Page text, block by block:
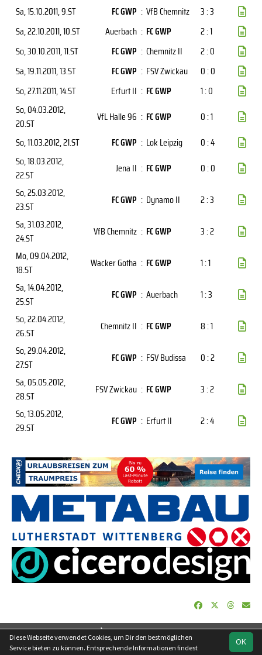
Sa, 15.10.2011, 9.ST FC GWP : VfB Chemnitz
3 : 3
Sa, 22.10.2011, 10.ST Auerbach : FC GWP
2 : 1
So, 30.10.2011, 11.ST FC GWP : Chemnitz II
2 : 0
Sa, 19.11.2011, 13.ST FC GWP : FSV Zwickau
0 : 0
So, 27.11.2011, 14.ST Erfurt II : FC GWP
1 : 0
So, 04.03.2012,
20.ST
VfL Halle 96 : FC GWP
0 : 1
So, 11.03.2012, 21.ST FC GWP : Lok Leipzig
0 : 4
So, 18.03.2012,
22.ST
Jena II : FC GWP
0 : 0
So, 25.03.2012,
23.ST
FC GWP : Dynamo II
2 : 3
Sa, 31.03.2012,
24.ST
VfB Chemnitz : FC GWP
3 : 2
Mo, 09.04.2012,
18.ST
Wacker Gotha : FC GWP
1 : 1
Sa, 14.04.2012,
25.ST
FC GWP : Auerbach
1 : 3
So, 22.04.2012,
26.ST
Chemnitz II : FC GWP
8 : 1
So, 29.04.2012,
27.ST
FC GWP : FSV Budissa
0 : 2
Sa, 05.05.2012,
28.ST
FSV Zwickau : FC GWP
3 : 2
So, 13.05.2012,
29.ST
FC GWP : Erfurt II 2 : 4
soccero.de
OK
Diese Webseite verwendet Cookies, um Dir den bestmöglichen
Service bieten zu können. Entsprechende Informationen findest